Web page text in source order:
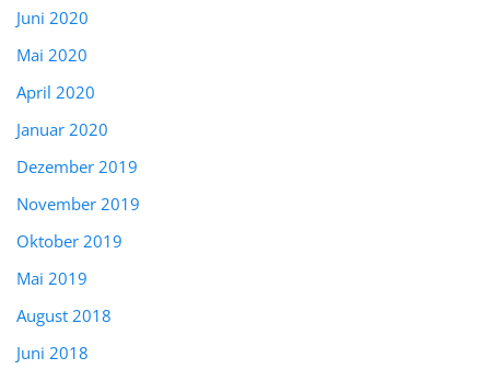
Juni 2020
Mai 2020
April 2020
Januar 2020
Dezember 2019
November 2019
Oktober 2019
Mai 2019
August 2018
Juni 2018